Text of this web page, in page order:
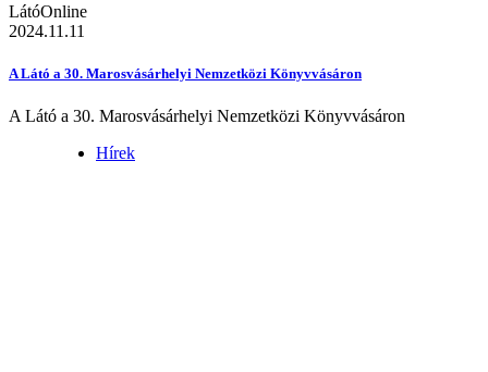
LátóOnline
2024.11.11
A Látó a 30. Marosvásárhelyi Nemzetközi Könyvvásáron
A Látó a 30. Marosvásárhelyi Nemzetközi Könyvvásáron
Hírek